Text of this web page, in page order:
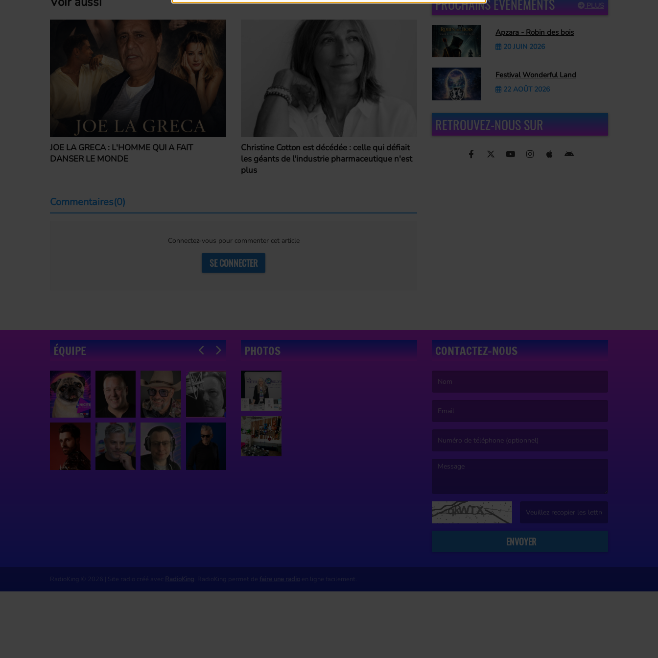
JOE LA GRECA : L'HOMME QUI A FAIT
DANSER LE MONDE
Christine Cotton est décédée : celle qui défiait
les géants de l'industrie pharmaceutique n'est
plus
Commentaires(0)
Connectez-vous pour commenter cet article
SE CONNECTER
PLUS
PROCHAINS ÉVÈNEMENTS
Apzara - Robin des bois
20 JUIN 2026
Festival Wonderful Land
22 AOÛT 2026
RETROUVEZ-NOUS SUR
ÉQUIPE PHOTOS CONTACTEZ-NOUS
ENVOYER